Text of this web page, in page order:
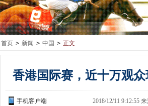
首页 > 新闻 > 中国 > 正文
香港国际赛，近十万观
手机客户端 2018/12/11 9:12:55